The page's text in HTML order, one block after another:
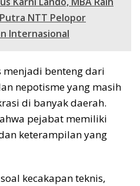
NTT Pelopor
Internasional
menjadi benteng dari
nepotisme yang masih
di banyak daerah.
pejabat memiliki
keterampilan yang
kecakapan teknis,